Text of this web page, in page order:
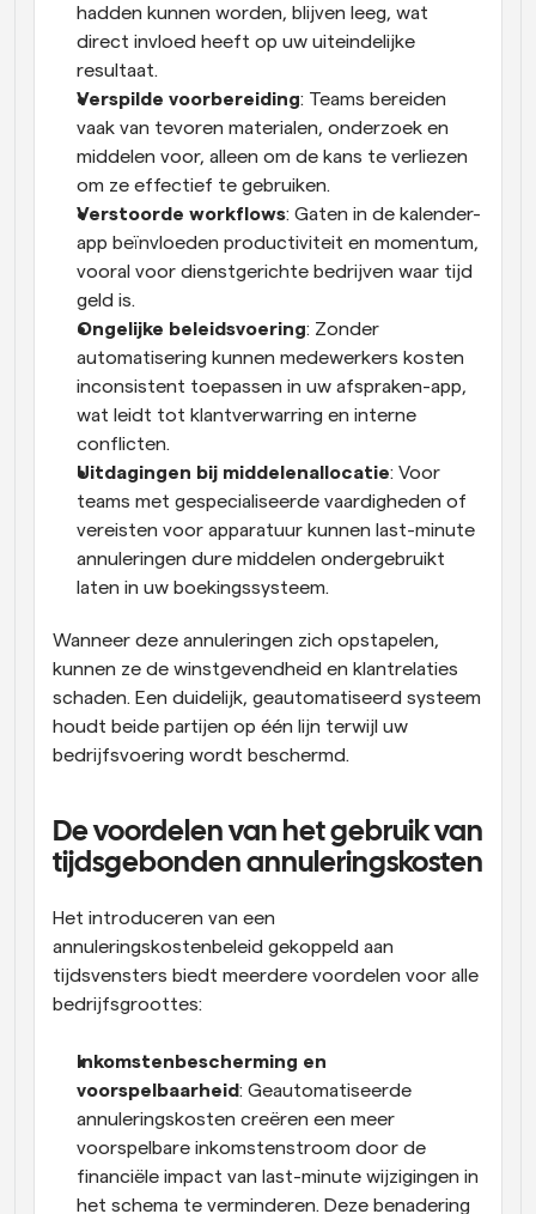
hadden kunnen worden, blijven leeg, wat
direct invloed heeft op uw uiteindelijke
resultaat.
Verspilde voorbereiding: Teams bereiden
vaak van tevoren materialen, onderzoek en
middelen voor, alleen om de kans te verliezen
om ze effectief te gebruiken.
Verstoorde workflows: Gaten in de kalender-
app beïnvloeden productiviteit en momentum,
vooral voor dienstgerichte bedrijven waar tijd
geld is.
Ongelijke beleidsvoering: Zonder
automatisering kunnen medewerkers kosten
inconsistent toepassen in uw afspraken-app,
wat leidt tot klantverwarring en interne
conflicten.
Uitdagingen bij middelenallocatie: Voor
teams met gespecialiseerde vaardigheden of
vereisten voor apparatuur kunnen last-minute
annuleringen dure middelen ondergebruikt
laten in uw boekingssysteem.
Wanneer deze annuleringen zich opstapelen,
kunnen ze de winstgevendheid en klantrelaties
schaden. Een duidelijk, geautomatiseerd systeem
houdt beide partijen op één lijn terwijl uw
bedrijfsvoering wordt beschermd.
De voordelen van het gebruik van
tijdsgebonden annuleringskosten
Het introduceren van een
annuleringskostenbeleid gekoppeld aan
tijdsvensters biedt meerdere voordelen voor alle
bedrijfsgroottes:
Inkomstenbescherming en
voorspelbaarheid: Geautomatiseerde
annuleringskosten creëren een meer
voorspelbare inkomstenstroom door de
financiële impact van last-minute wijzigingen in
het schema te verminderen. Deze benadering